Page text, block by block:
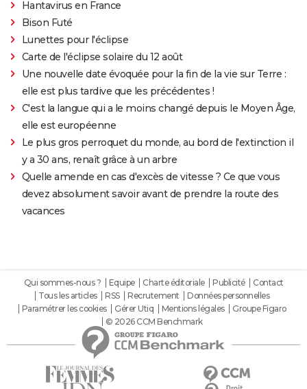
Hantavirus en France
Bison Futé
Lunettes pour l'éclipse
Carte de l'éclipse solaire du 12 août
Une nouvelle date évoquée pour la fin de la vie sur Terre :
elle est plus tardive que les précédentes !
C'est la langue qui a le moins changé depuis le Moyen Âge,
elle est européenne
Le plus gros perroquet du monde, au bord de l'extinction il
y a 30 ans, renaît grâce à un arbre
Quelle amende en cas d'excès de vitesse ? Ce que vous
devez absolument savoir avant de prendre la route des
vacances
Qui sommes-nous ? Equipe Charte éditoriale Publicité
Contact
Tous les articles
RSS Recrutement
Données personnelles
Paramétrer les cookies
Gérer Utiq Mentions légales
Groupe Figaro
© 2026 CCM Benchmark